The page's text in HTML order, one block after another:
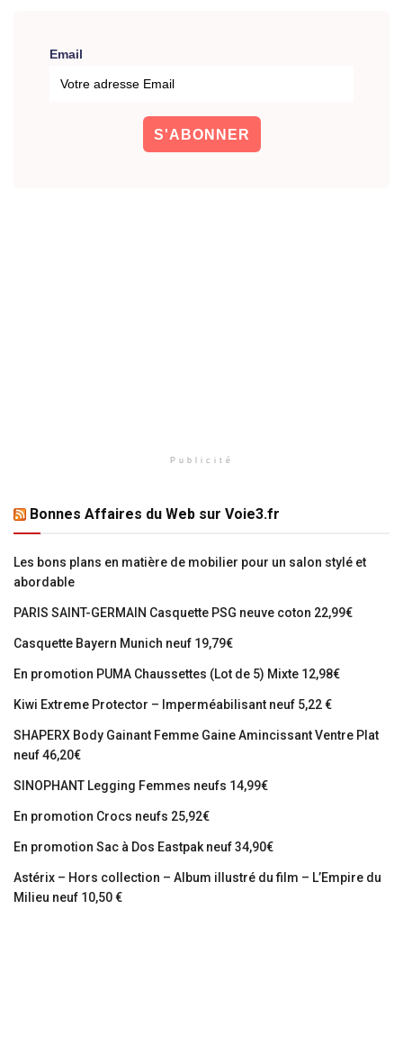
Email
Publicité
Bonnes Affaires du Web sur Voie3.fr
Les bons plans en matière de mobilier pour un salon stylé et
abordable
PARIS SAINT-GERMAIN Casquette PSG neuve coton 22,99€
Casquette Bayern Munich neuf 19,79€
En promotion PUMA Chaussettes (Lot de 5) Mixte 12,98€
Kiwi Extreme Protector – Imperméabilisant neuf 5,22 €
SHAPERX Body Gainant Femme Gaine Amincissant Ventre Plat
neuf 46,20€
SINOPHANT Legging Femmes neufs 14,99€
En promotion Crocs neufs 25,92€
En promotion Sac à Dos Eastpak neuf 34,90€
Astérix – Hors collection – Album illustré du film – L’Empire du
Milieu neuf 10,50 €